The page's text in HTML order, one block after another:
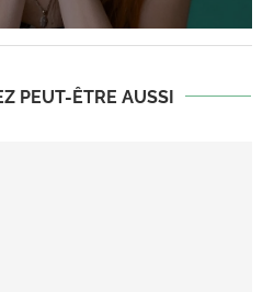
PEUT-ÊTRE AUSSI